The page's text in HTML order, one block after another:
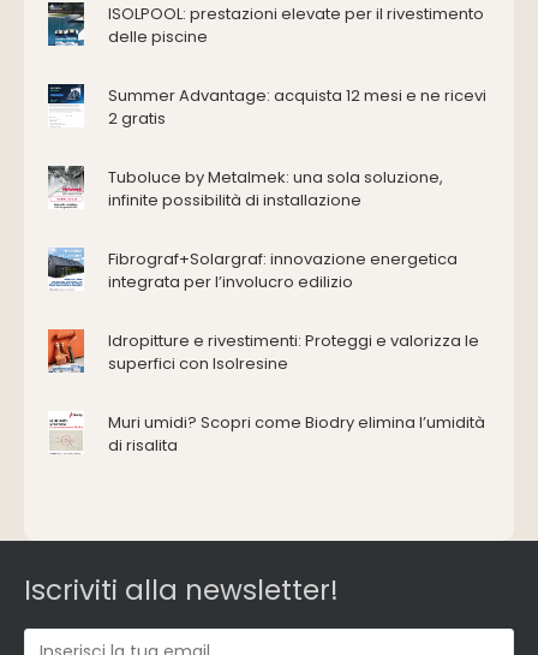
Edilizia
Antincendio e sicurezza
Attrezzature manuali
Cappe d'aspirazione
Consolidamento
Deumidificazione
Energie rinnovabili
Ferramenta e fissaggi
Impianti idrici e depurazione
Impianti termici e climatizzazione
Materiali da costruzione
Pareti esterne e facciate
Pareti Interne
ISOLPOOL: prestazioni elevate per il rivestimento
delle piscine
Summer Advantage: acquista 12 mesi e ne ricevi
2 gratis
Tuboluce by Metalmek: una sola soluzione,
infinite possibilità di installazione
Fibrograf+Solargraf: innovazione energetica
integrata per l’involucro edilizio
Idropitture e rivestimenti: Proteggi e valorizza le
superfici con Isolresine
Muri umidi? Scopri come Biodry elimina l’umidità
di risalita
Iscriviti alla newsletter!